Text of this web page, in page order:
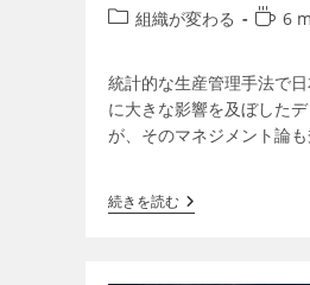
組織が変わる
6
統計的な生産管理手法で
に大きな影響を及ぼした
が、そのマネジメント論も
つきに関する知識、③知識
続きを読む